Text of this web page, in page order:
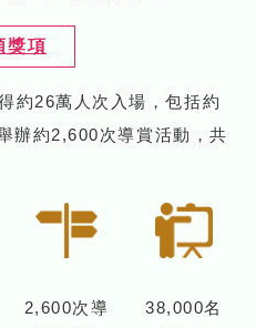
獎項
約26萬人次入場，包括約
辦約2,600次導賞活動，共
2,600次導
38,000名